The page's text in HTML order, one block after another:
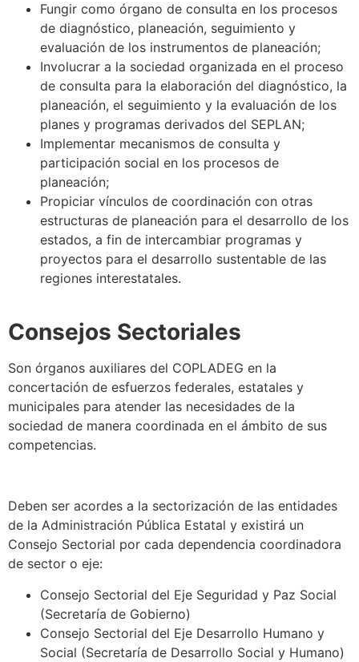
Fungir como órgano de consulta en los procesos
de diagnóstico, planeación, seguimiento y
evaluación de los instrumentos de planeación;
Involucrar a la sociedad organizada en el proceso
de consulta para la elaboración del diagnóstico, la
planeación, el seguimiento y la evaluación de los
planes y programas derivados del SEPLAN;
Implementar mecanismos de consulta y
participación social en los procesos de
planeación;
Propiciar vínculos de coordinación con otras
estructuras de planeación para el desarrollo de los
estados, a fin de intercambiar programas y
proyectos para el desarrollo sustentable de las
regiones interestatales.
Consejos Sectoriales
Son órganos auxiliares del COPLADEG en la
concertación de esfuerzos federales, estatales y
municipales para atender las necesidades de la
sociedad de manera coordinada en el ámbito de sus
competencias.
Deben ser acordes a la sectorización de las entidades
de la Administración Pública Estatal y existirá un
Consejo Sectorial por cada dependencia coordinadora
de sector o eje:
Consejo Sectorial del Eje Seguridad y Paz Social
(Secretaría de Gobierno)
Consejo Sectorial del Eje Desarrollo Humano y
Social (Secretaría de Desarrollo Social y Humano)